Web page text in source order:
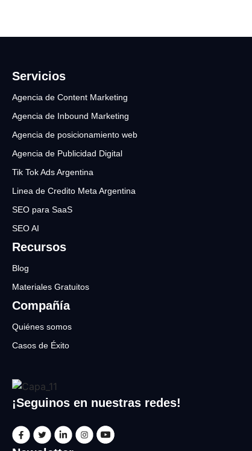
Servicios
Agencia de Content Marketing
Agencia de Inbound Marketing
Agencia de posicionamiento web
Agencia de Publicidad Digital
Tik Tok Ads Argentina
Linea de Credito Meta Argentina
SEO para SaaS
SEO AI
Recursos
Blog
Materiales Gratuitos
Compañía
Quiénes somos
Casos de Éxito
¡Seguinos en nuestras redes!